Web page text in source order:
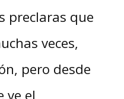
preclaras que
veces,
pero desde
ve el